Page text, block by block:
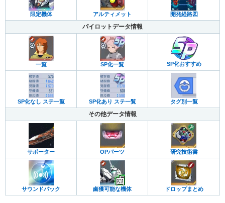
限定機体 アルティメット 開発経路図
パイロットデータ情報
一覧 SP化一覧 SP化おすすめ
SP化なし ステ一覧 SP化あり ステ一覧 タグ別一覧
その他データ情報
サポーター OPパーツ 研究技術書
サウンドパック 鹵獲可能な機体 ドロップまとめ